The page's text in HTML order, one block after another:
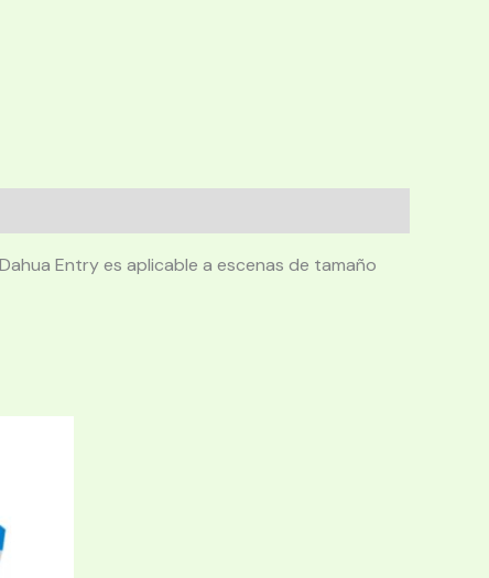
Entry es aplicable a escenas de tamaño